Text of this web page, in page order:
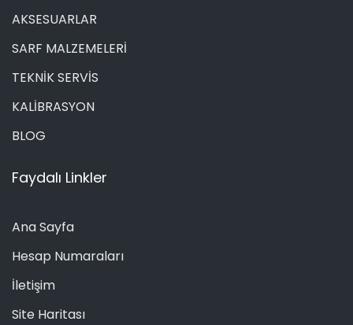
AKSESUARLAR
SARF MALZEMELERİ
TEKNİK SERVİS
KALİBRASYON
BLOG
Faydalı Linkler
Ana Sayfa
Hesap Numaraları
İletişim
Site Haritası